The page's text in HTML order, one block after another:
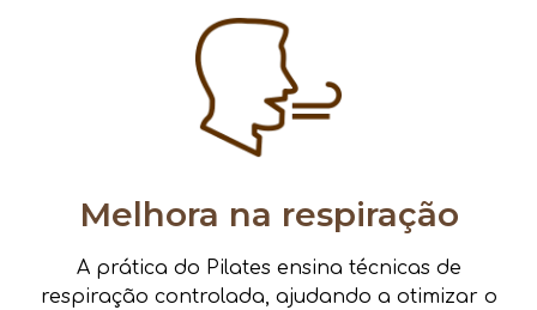
Melhora na respiração
A prática do Pilates ensina técnicas de
respiração controlada, ajudando a otimizar o